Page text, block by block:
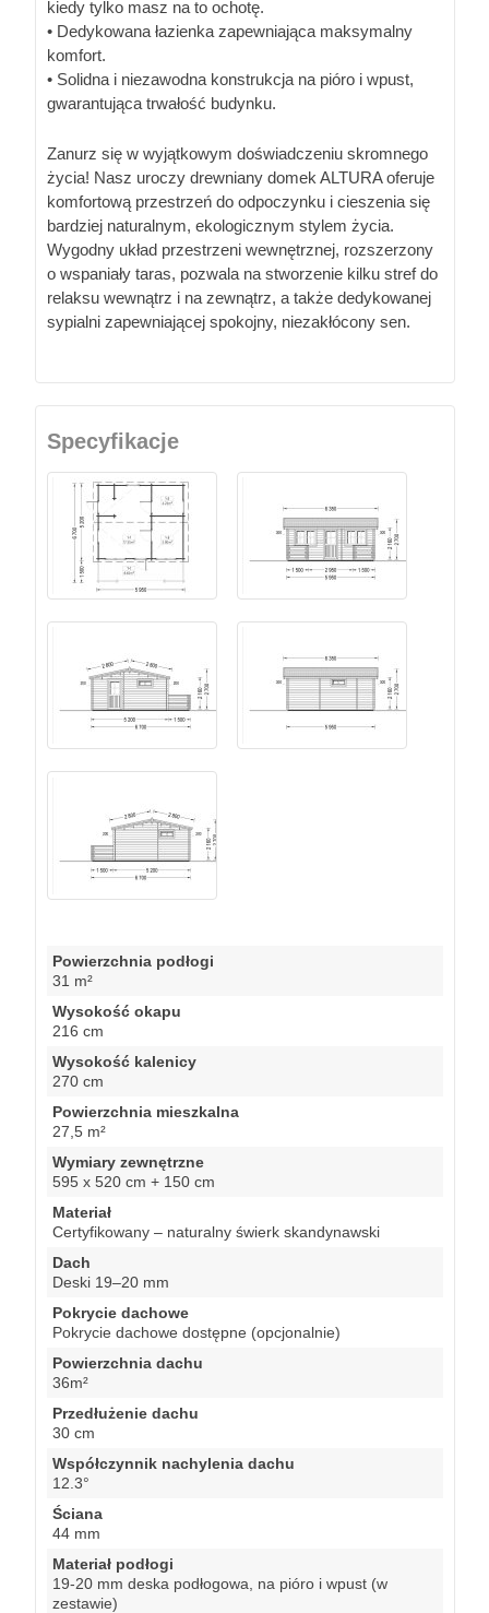
kiedy tylko masz na to ochotę.
• Dedykowana łazienka zapewniająca maksymalny
komfort.
• Solidna i niezawodna konstrukcja na pióro i wpust,
gwarantująca trwałość budynku.
Zanurz się w wyjątkowym doświadczeniu skromnego
życia! Nasz uroczy drewniany domek ALTURA oferuje
komfortową przestrzeń do odpoczynku i cieszenia się
bardziej naturalnym, ekologicznym stylem życia.
Wygodny układ przestrzeni wewnętrznej, rozszerzony
o wspaniały taras, pozwala na stworzenie kilku stref do
relaksu wewnątrz i na zewnątrz, a także dedykowanej
sypialni zapewniającej spokojny, niezakłócony sen.
Specyfikacje
Powierzchnia podłogi
31 m²
Wysokość okapu
216 cm
Wysokość kalenicy
270 cm
Powierzchnia mieszkalna
27,5 m²
Wymiary zewnętrzne
595 x 520 cm + 150 cm
Materiał
Certyfikowany – naturalny świerk skandynawski
Dach
Deski 19–20 mm
Pokrycie dachowe
Pokrycie dachowe dostępne (opcjonalnie)
Powierzchnia dachu
36m²
Przedłużenie dachu
30 cm
Współczynnik nachylenia dachu
12.3°
Ściana
44 mm
Materiał podłogi
19-20 mm deska podłogowa, na pióro i wpust (w
zestawie)